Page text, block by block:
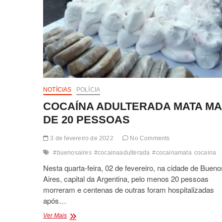
NOTÍCIAS POLÍCIA
COCAÍNA ADULTERADA MATA
DE 20 PESSOAS
3 de fevereiro de 2022 No Comments
#buenosaires #cocainaadulterada #cocainamata cocaina
Nesta quarta-feira, 02 de fevereiro, na cidade de
Aires, capital da Argentina, pelo menos 20 pessoas
morreram e centenas de outras foram hospitalizadas
após…
Ver MaisCOCAÍNA